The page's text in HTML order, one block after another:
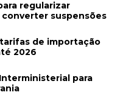
regularizar
suspensões
de importação
2026
para